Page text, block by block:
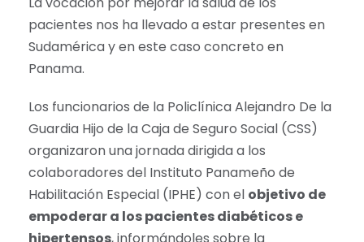
pacientes nos ha llevado a estar presentes en
Sudamérica y en este caso concreto en
Panama.
Los funcionarios de la Policlínica Alejandro De la
Guardia Hijo de la Caja de Seguro Social (CSS)
organizaron una jornada dirigida a los
colaboradores del Instituto Panameño de
Habilitación Especial (IPHE) con el objetivo de
empoderar a los pacientes diabéticos e